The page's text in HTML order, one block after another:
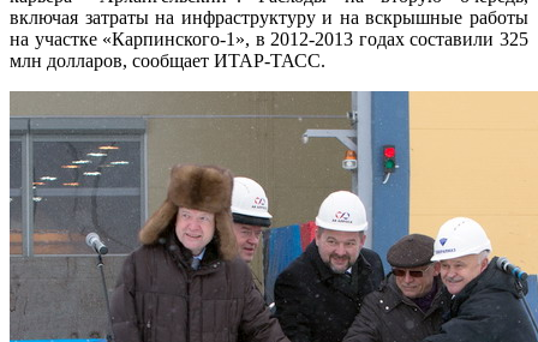
включая затраты на инфраструктуру и на вскрышные работы
на участке «Карпинского-1», в 2012-2013 годах составили 325
млн долларов, сообщает ИТАР-ТАСС.